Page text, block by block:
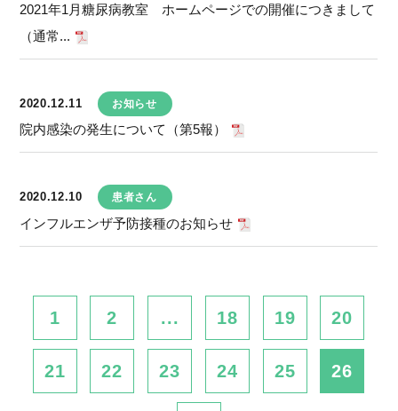
2021年1月糖尿病教室 ホームページでの開催につきまして
（通常...
2020.12.11 お知らせ
院内感染の発生について（第5報）
2020.12.10 患者さん
インフルエンザ予防接種のお知らせ
1 2 ... 18 19 20
21 22 23 24 25 26